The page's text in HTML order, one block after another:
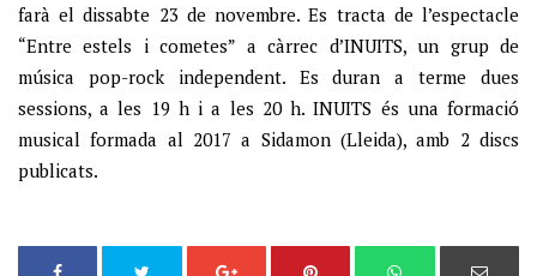
farà el dissabte 23 de novembre. Es tracta de l’espectacle
“Entre estels i cometes” a càrrec d’INUITS, un grup de
música pop-rock independent. Es duran a terme dues
sessions, a les 19 h i a les 20 h. INUITS és una formació
musical formada al 2017 a Sidamon (Lleida), amb 2 discs
publicats.